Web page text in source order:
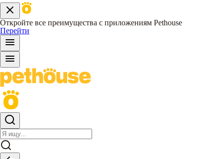
Откройте все преимущества с приложениям Pethouse
Перейти